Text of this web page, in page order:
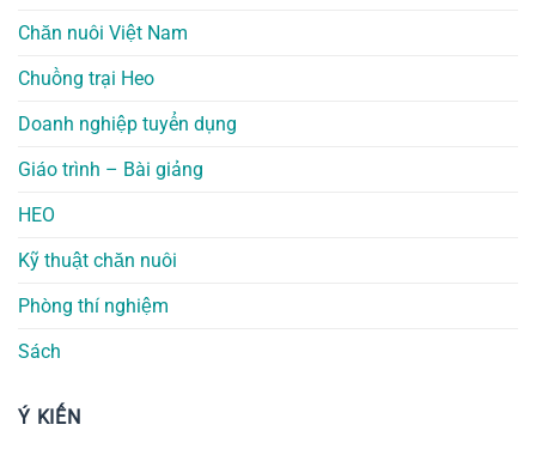
Chăn nuôi Việt Nam
Chuồng trại Heo
Doanh nghiệp tuyển dụng
Giáo trình – Bài giảng
HEO
Kỹ thuật chăn nuôi
Phòng thí nghiệm
Sách
Ý KIẾN